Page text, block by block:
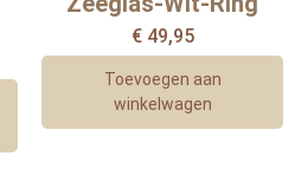
€49,95
Toevoegen aan
winkelwagen